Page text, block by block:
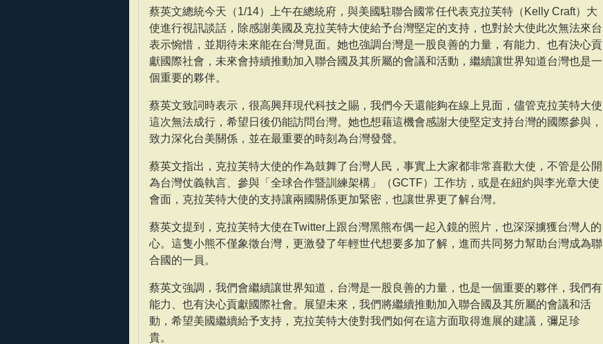
蔡英文總統今天（1/14）上午在總統府，與美國駐聯合國常任代表克拉芙特（Kelly Craft）大
使進行視訊談話，除感謝美國及克拉芙特大使給予台灣堅定的支持，也對於大使此次無法來台
表示惋惜，並期待未來能在台灣見面。她也強調台灣是一股良善的力量，有能力、也有決心貢
獻國際社會，未來會持續推動加入聯合國及其所屬的會議和活動，繼續讓世界知道台灣也是一
個重要的夥伴。
蔡英文致詞時表示，很高興拜現代科技之賜，我們今天還能夠在線上見面，儘管克拉芙特大使
這次無法成行，希望日後仍能訪問台灣。她也想藉這機會感謝大使堅定支持台灣的國際參與，
致力深化台美關係，並在最重要的時刻為台灣發聲。
蔡英文指出，克拉芙特大使的作為鼓舞了台灣人民，事實上大家都非常喜歡大使，不管是公開
為台灣仗義執言、參與「全球合作暨訓練架構」（GCTF）工作坊，或是在紐約與李光章大使
會面，克拉芙特大使的支持讓兩國關係更加緊密，也讓世界更了解台灣。
蔡英文提到，克拉芙特大使在Twitter上跟台灣黑熊布偶一起入鏡的照片，也深深擄獲台灣人的
心。這隻小熊不僅象徵台灣，更激發了年輕世代想要多加了解，進而共同努力幫助台灣成為聯
合國的一員。
蔡英文強調，我們會繼續讓世界知道，台灣是一股良善的力量，也是一個重要的夥伴，我們有
能力、也有決心貢獻國際社會。展望未來，我們將繼續推動加入聯合國及其所屬的會議和活
動，希望美國繼續給予支持，克拉芙特大使對我們如何在這方面取得進展的建議，彌足珍
貴。